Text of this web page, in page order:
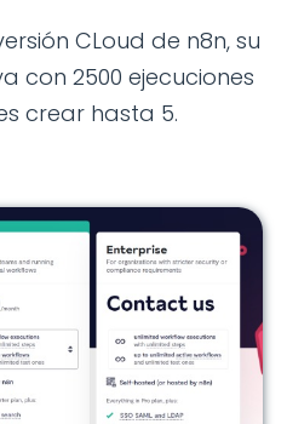
CLoud de n8n, su
con 2500 ejecuciones
crear hasta 5.